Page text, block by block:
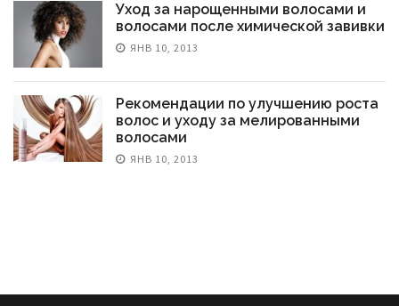
Уход за нарощенными волосами и
волосами после химической завивки
ЯНВ 10, 2013
Рекомендации по улучшению роста
волос и уходу за мелированными
волосами
ЯНВ 10, 2013